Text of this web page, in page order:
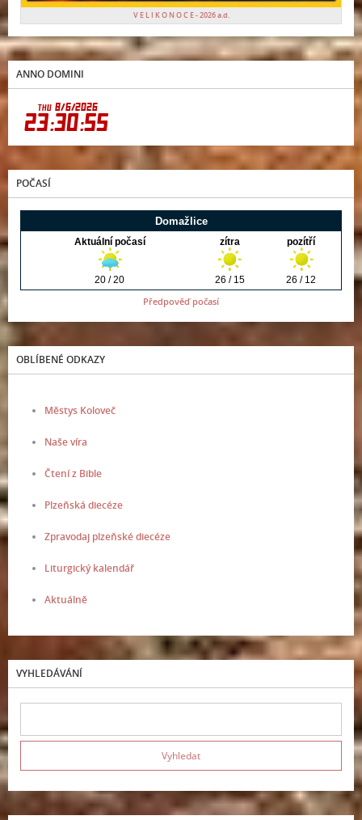
V E L I K O N O C E - 2026 a.d.
ANNO DOMINI
POČASÍ
Předpověď počasí
OBLÍBENÉ ODKAZY
Městys Koloveč
Naše víra
Čtení z Bible
Plzeňská diecéze
Zpravodaj plzeňské diecéze
Liturgický kalendář
Aktuálně
VYHLEDÁVÁNÍ